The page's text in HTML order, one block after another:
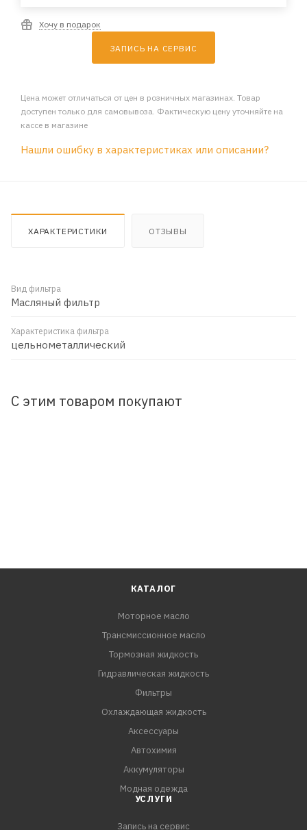
Хочу в подарок
ЗАПИСЬ НА СЕРВИС
Цена может отличаться от цен в розничных магазинах. Товар
доступен только для самовывоза. Фактическую цену уточняйте на
кассе в магазине
Нашли ошибку в характеристиках или описании?
ХАРАКТЕРИСТИКИ ОТЗЫВЫ
Вид фильтра
Масляный фильтр
Характеристика фильтра
цельнометаллический
С этим товаром покупают
КАТАЛОГ
Моторное масло
Трансмиссионное масло
Тормозная жидкость
Гидравлическая жидкость
Фильтры
Охлаждающая жидкость
Аксессуары
Автохимия
Аккумуляторы
Модная одежда
УСЛУГИ
Запись на сервис